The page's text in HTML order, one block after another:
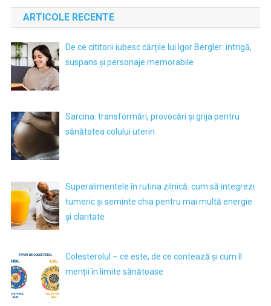
ARTICOLE RECENTE
De ce cititorii iubesc cărțile lui Igor Bergler: intrigă,
suspans și personaje memorabile
Sarcina: transformări, provocări și grija pentru
sănătatea colului uterin
Superalimentele în rutina zilnică: cum să integrezi
tumeric și seminte chia pentru mai multă energie
și claritate
Colesterolul – ce este, de ce contează și cum îl
menții în limite sănătoase